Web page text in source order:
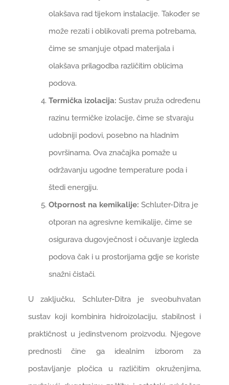
olakšava rad tijekom instalacije. Također se
može rezati i oblikovati prema potrebama,
čime se smanjuje otpad materijala i
olakšava prilagodba različitim oblicima
podova.
Termička izolacija: Sustav pruža određenu
razinu termičke izolacije, čime se stvaraju
udobniji podovi, posebno na hladnim
površinama. Ova značajka pomaže u
održavanju ugodne temperature poda i
štedi energiju.
Otpornost na kemikalije: Schluter-Ditra je
otporan na agresivne kemikalije, čime se
osigurava dugovječnost i očuvanje izgleda
podova čak i u prostorijama gdje se koriste
snažni čistači.
U zaključku, Schluter-Ditra je sveobuhvatan
sustav koji kombinira hidroizolaciju, stabilnost i
praktičnost u jedinstvenom proizvodu. Njegove
prednosti čine ga idealnim izborom za
postavljanje pločica u različitim okruženjima,